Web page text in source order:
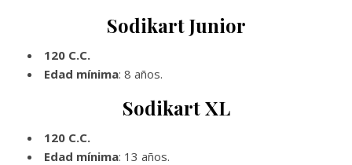
Sodikart Junior
120 C.C.
Edad mínima: 8 años.
Sodikart XL
120 C.C.
Edad mínima: 13 años.